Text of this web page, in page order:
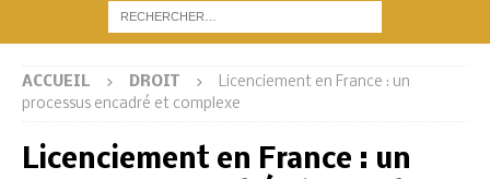
ACCUEIL DROIT
Licenciement en France : un
processus encadré et complexe
Licenciement en France : un